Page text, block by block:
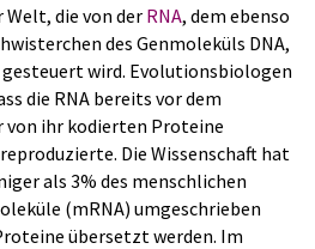
die von der RNA, dem ebenso
des Genmoleküls DNA,
gesteuert wird. Evolutionsbiologen
die RNA bereits vor dem
von ihr kodierten Proteine
Die Wissenschaft hat
als 3% des menschlichen
(mRNA) umgeschrieben
übersetzt werden. Im